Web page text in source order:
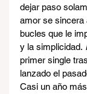
dejar paso
amor se sincera
bucles que le
y la simplicidad.
primer single tras
lanzado el
Casi un año